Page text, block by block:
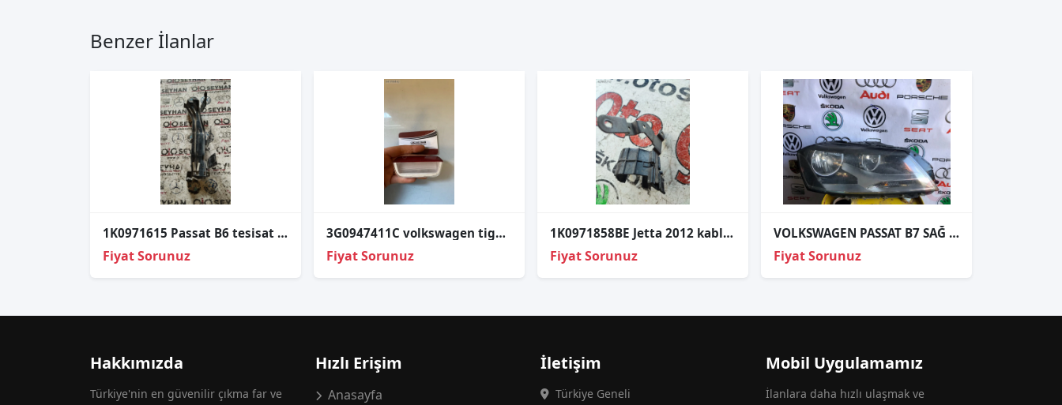
Benzer İlanlar
1K0971615 Passat B6 tesisat tutucusu braketi
Fiyat Sorunuz
3G0947411C volkswagen tiguan 2017 kapı reflektör
Fiyat Sorunuz
1K0971858BE Jetta 2012 kablo tesisat tutucusu
Fiyat Sorunuz
VOLKSWAGEN PASSAT B7 SAĞ FAR
Fiyat Sorunuz
Hakkımızda
Türkiye'nin en güvenilir çıkma far ve
Hızlı Erişim
Anasayfa
İletişim
Türkiye Geneli
Mobil Uygulamamız
İlanlara daha hızlı ulaşmak ve